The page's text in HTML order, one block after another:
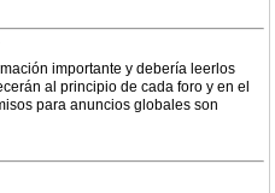
importante y debería leerlos
al principio de cada foro y en el
para anuncios globales son